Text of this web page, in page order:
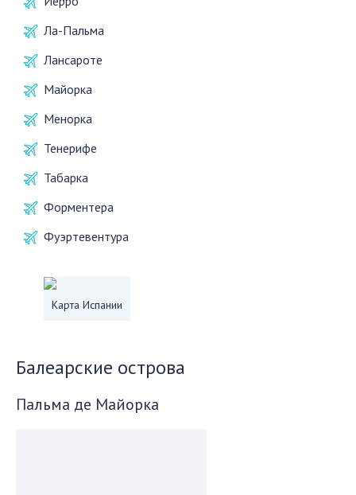
Ла-Пальма
Лансароте
Майорка
Менорка
Тенерифе
Табарка
Форментера
Фуэртевентура
Карта Испании
Балеарские острова
Пальма де Майорка